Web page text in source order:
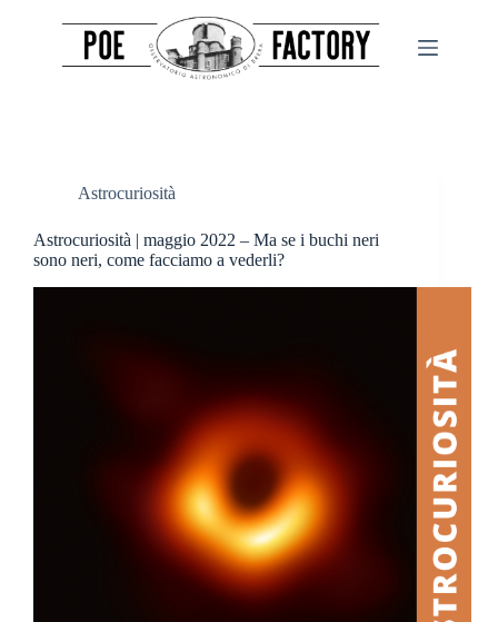
Astrocuriosità
Astrocuriosità | maggio 2022 – Ma se i buchi neri
sono neri, come facciamo a vederli?